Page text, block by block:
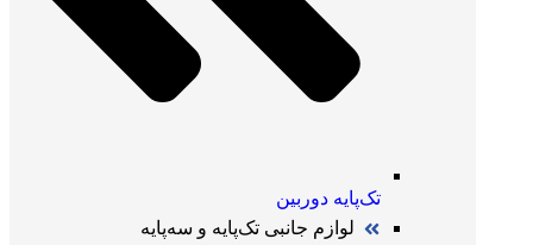
تک‌پایه دوربین
لوازم جانبی تک‌پایه و سه‌پایه